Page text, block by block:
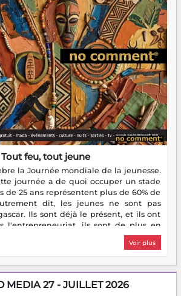
Tout feu, tout jeune
la Journée mondiale de la jeunesse.
journée a de quoi occuper un stade
de 25 ans représentent plus de 60% de
dit, les jeunes ne sont pas
Ils sont déjà le présent, et ils ont
l'entrepreneuriat, ils sont de plus en
se lancer, à créer, à risquer — souvent
sans aide, mais toujours avec cette
Aina Rasamoelina vient de décrocher le
Afrique. Miangaly Elia rafle le Prix
Voir plus
MEDIA 27 - JUILLET 2026